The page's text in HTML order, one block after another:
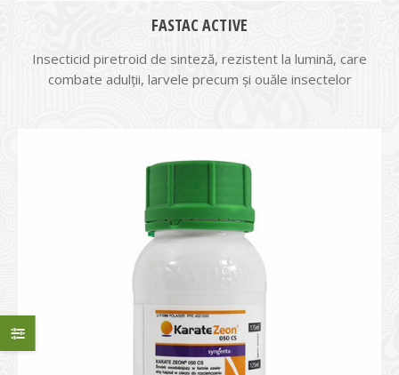
FASTAC ACTIVE
Insecticid piretroid de sinteză, rezistent la lumină, care
combate adulții, larvele precum și ouăle insectelor